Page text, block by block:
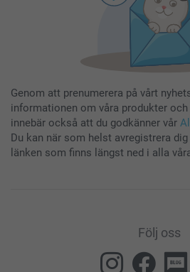
Genom att prenumerera på vårt
informationen om våra produkter
innebär också att du godkänner vår
Du kan när som helst avregistrera
länken som finns längst ned i alla
Följ oss